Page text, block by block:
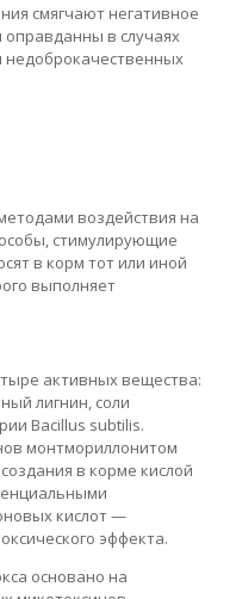
смягчают негативное
в случаях
воздействия на
стимулирующие
в корм тот или иной
выполняет
активных вещества:
лигнин, соли
Bacillus subtilis.
монтмориллонитом
в корме кислой
кислот —
эффекта.
основано на